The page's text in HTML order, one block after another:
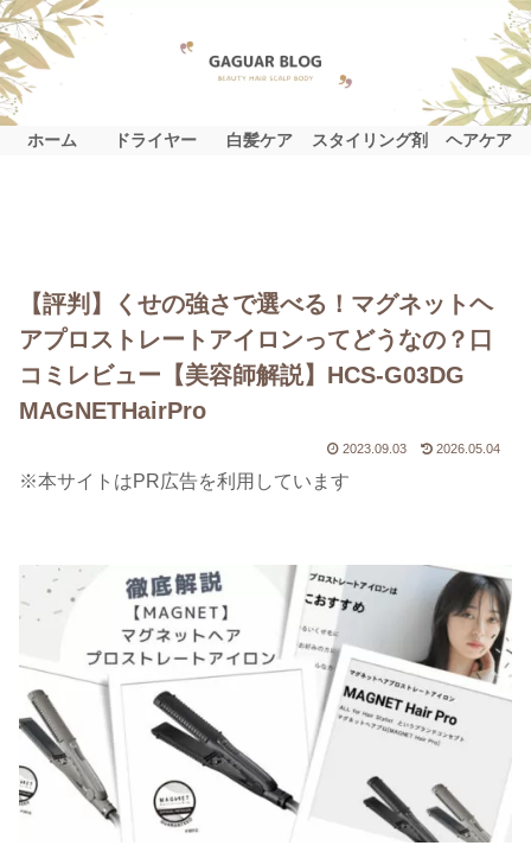
ホーム ドライヤー 白髪ケア スタイリング剤 ヘアケア
【評判】くせの強さで選べる！マグネットヘ
アプロストレートアイロンってどうなの？口
コミレビュー【美容師解説】HCS-G03DG
MAGNETHairPro
2023.09.03 2026.05.04
※本サイトはPR広告を利用しています